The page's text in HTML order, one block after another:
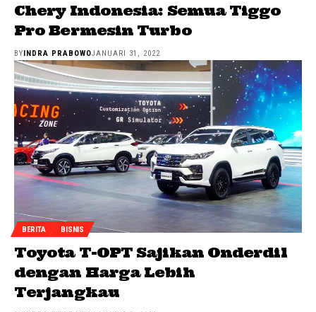
Chery Indonesia: Semua Tiggo
Pro Bermesin Turbo
BYINDRA PRABOWOJANUARI 31, 2022
BERITA BISNIS
Toyota T-OPT Sajikan Onderdil
dengan Harga Lebih
Terjangkau